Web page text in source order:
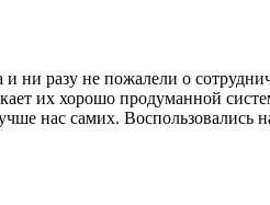
ни разу не пожалели о
их хорошо продуманной
нас самих. Воспользовались